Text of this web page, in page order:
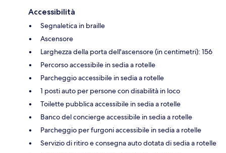
Accessibilità
Segnaletica in braille
Ascensore
Larghezza della porta dell'ascensore (in centimetri): 156
Percorso accessibile in sedia a rotelle
Parcheggio accessibile in sedia a rotelle
1 posti auto per persone con disabilità in loco
Toilette pubblica accessibile in sedia a rotelle
Banco del concierge accessibile in sedia a rotelle
Parcheggio per furgoni accessibile in sedia a rotelle
Servizio di ritiro e consegna auto dotata di sedia a rotelle